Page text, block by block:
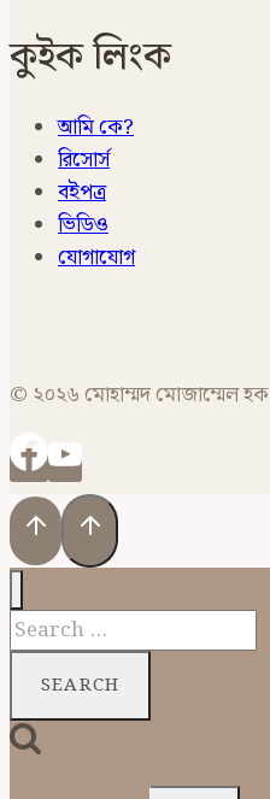
কুইক লিংক
আমি কে?
রিসোর্স
বইপত্র
ভিডিও
যোগাযোগ
© ২০২৬ মোহাম্মদ মোজাম্মেল হক
Search
for: